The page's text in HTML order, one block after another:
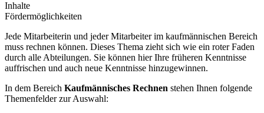
Inhalte
Fördermöglichkeiten
Jede Mitarbeiterin und jeder Mitarbeiter im kaufmännischen Bereich
muss rechnen können. Dieses Thema zieht sich wie ein roter Faden
durch alle Abteilungen. Sie können hier Ihre früheren Kenntnisse
auffrischen und auch neue Kenntnisse hinzugewinnen.
In dem Bereich Kaufmännisches Rechnen stehen Ihnen folgende
Themenfelder zur Auswahl: